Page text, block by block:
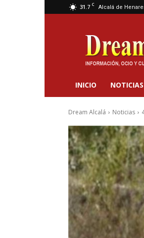
31.7 C Alcalá de
Dream
Alcalá
INICIO NOTICIAS
Dream Alcalá Noticias